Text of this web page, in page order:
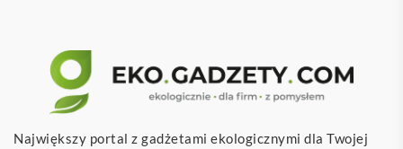
Największy portal z gadżetami ekologicznymi dla Twojej